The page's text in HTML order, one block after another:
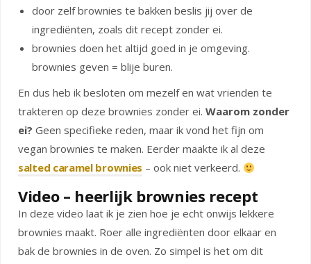
door zelf brownies te bakken beslis jij over de
ingrediënten, zoals dit recept zonder ei.
brownies doen het altijd goed in je omgeving.
brownies geven = blije buren.
En dus heb ik besloten om mezelf en wat vrienden te
trakteren op deze brownies zonder ei. Waarom zonder
ei? Geen specifieke reden, maar ik vond het fijn om
vegan brownies te maken. Eerder maakte ik al deze
salted caramel brownies – ook niet verkeerd.
Video – heerlijk brownies recept
In deze video laat ik je zien hoe je echt onwijs lekkere
brownies maakt. Roer alle ingrediënten door elkaar en
bak de brownies in de oven. Zo simpel is het om dit